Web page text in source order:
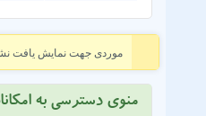
موردی جهت نمایش یافت
منوی دسترسی به